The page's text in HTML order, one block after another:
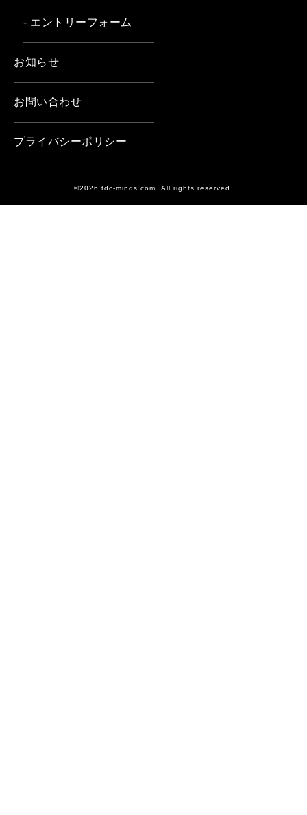
- エントリーフォーム
お知らせ
お問い合わせ
プライバシーポリシー
©2026 tdc-minds.com. All rights reserved.